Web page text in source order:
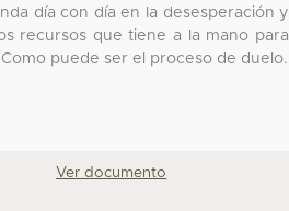
día con día en la desesperación y
recursos que tiene a la mano para
puede ser el proceso de duelo.
Ver documento